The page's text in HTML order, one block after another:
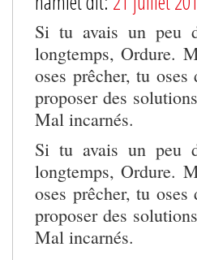
Si tu avais un peu
longtemps, Ordure.
oses prêcher, tu
proposer des
Mal incarnés.
Si tu avais un peu
longtemps, Ordure.
oses prêcher, tu
proposer des
Mal incarnés.